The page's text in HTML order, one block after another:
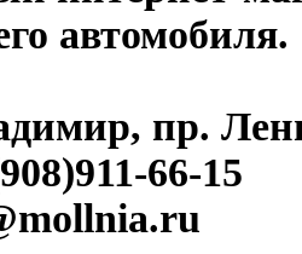
автомобиля.
пр.
66-15